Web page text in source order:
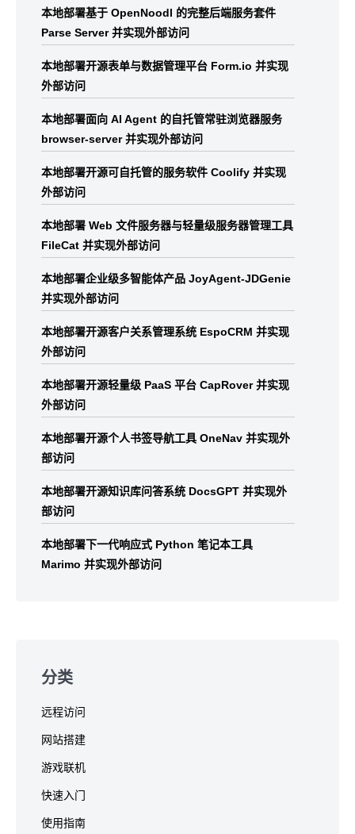
本地部署基于 OpenNoodl 的完整后端服务套件
Parse Server 并实现外部访问
本地部署开源表单与数据管理平台 Form.io 并实现
外部访问
本地部署面向 AI Agent 的自托管常驻浏览器服务
browser-server 并实现外部访问
本地部署开源可自托管的服务软件 Coolify 并实现
外部访问
本地部署 Web 文件服务器与轻量级服务器管理工具
FileCat 并实现外部访问
本地部署企业级多智能体产品 JoyAgent-JDGenie
并实现外部访问
本地部署开源客户关系管理系统 EspoCRM 并实现
外部访问
本地部署开源轻量级 PaaS 平台 CapRover 并实现
外部访问
本地部署开源个人书签导航工具 OneNav 并实现外
部访问
本地部署开源知识库问答系统 DocsGPT 并实现外
部访问
本地部署下一代响应式 Python 笔记本工具
Marimo 并实现外部访问
分类
远程访问
网站搭建
游戏联机
快速入门
使用指南